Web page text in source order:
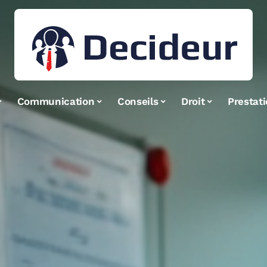
Communication Conseils Droit